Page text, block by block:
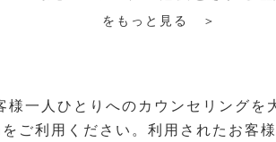
をもっと見る ＞
一人ひとりへのカウンセリングを
利用ください。利用されたお客